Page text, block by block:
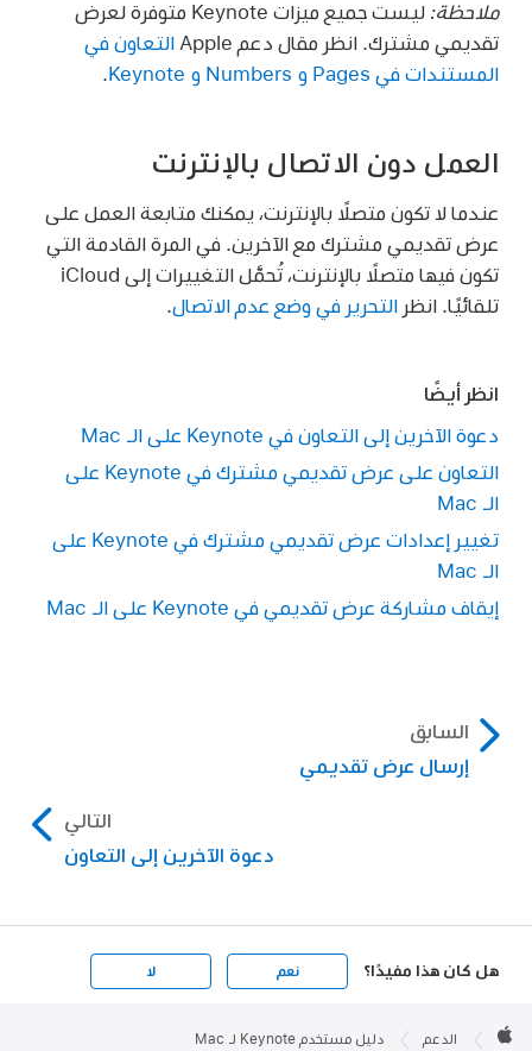
ملاحظة:
ليست جميع ميزات Keynote متوفرة لعرض
تقديمي مشترك. انظر مقال دعم Apple
التعاون في
المستندات في Pages و Numbers و Keynote
العمل دون الاتصال بالإنترنت
عندما لا تكون متصلًا بالإنترنت، يمكنك متابعة العمل على
عرض تقديمي مشترك مع الآخرين. في المرة القادمة التي
تكون فيها متصلًا بالإنترنت، تُحمَّل التغييرات إلى iCloud
تلقائيًا. انظر التحرير في وضع عدم الاتصال
انظر أيضًا
دعوة الآخرين إلى التعاون في Keynote على الـ Mac
التعاون على عرض تقديمي مشترك في Keynote على
الـ Mac
تغيير إعدادات عرض تقديمي مشترك في Keynote على
الـ Mac
إيقاف مشاركة عرض تقديمي في Keynote على الـ Mac
السابق
إرسال عرض تقديمي
التالي
دعوة الآخرين إلى التعاون
هل كان هذا مفيدًا؟ نعم لا
Footer

الدعم دليل مستخدم Keynote لـ Mac